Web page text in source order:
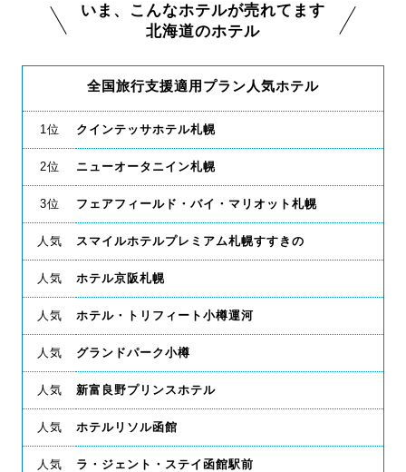
いま、こんなホテルが売れてます
北海道のホテル
全国旅行支援適用プラン人気ホテル
1位 クインテッサホテル札幌
2位 ニューオータニイン札幌
3位 フェアフィールド・バイ・マリオット札幌
人気 スマイルホテルプレミアム札幌すすきの
人気 ホテル京阪札幌
人気 ホテル・トリフィート小樽運河
人気 グランドパーク小樽
人気 新富良野プリンスホテル
人気 ホテルリソル函館
人気 ラ・ジェント・ステイ函館駅前